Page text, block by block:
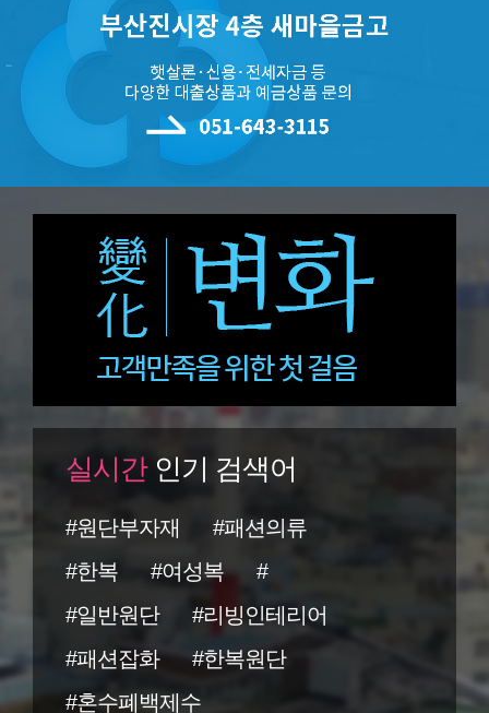
실시간인기 검색어
#원단부자재
#패션의류
#한복
#여성복
#
#일반원단
#리빙인테리어
#패션잡화
#한복원단
#혼수폐백제수